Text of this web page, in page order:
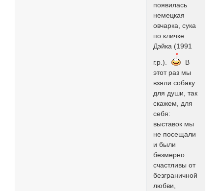
появилась
немецкая
овчарка, сука
по кличке
Дэйка (1991
г.р.).
В
этот раз мы
взяли собаку
для души, так
скажем, для
себя:
выставок мы
не посещали
и были
безмерно
счастливы от
безграничной
любви,